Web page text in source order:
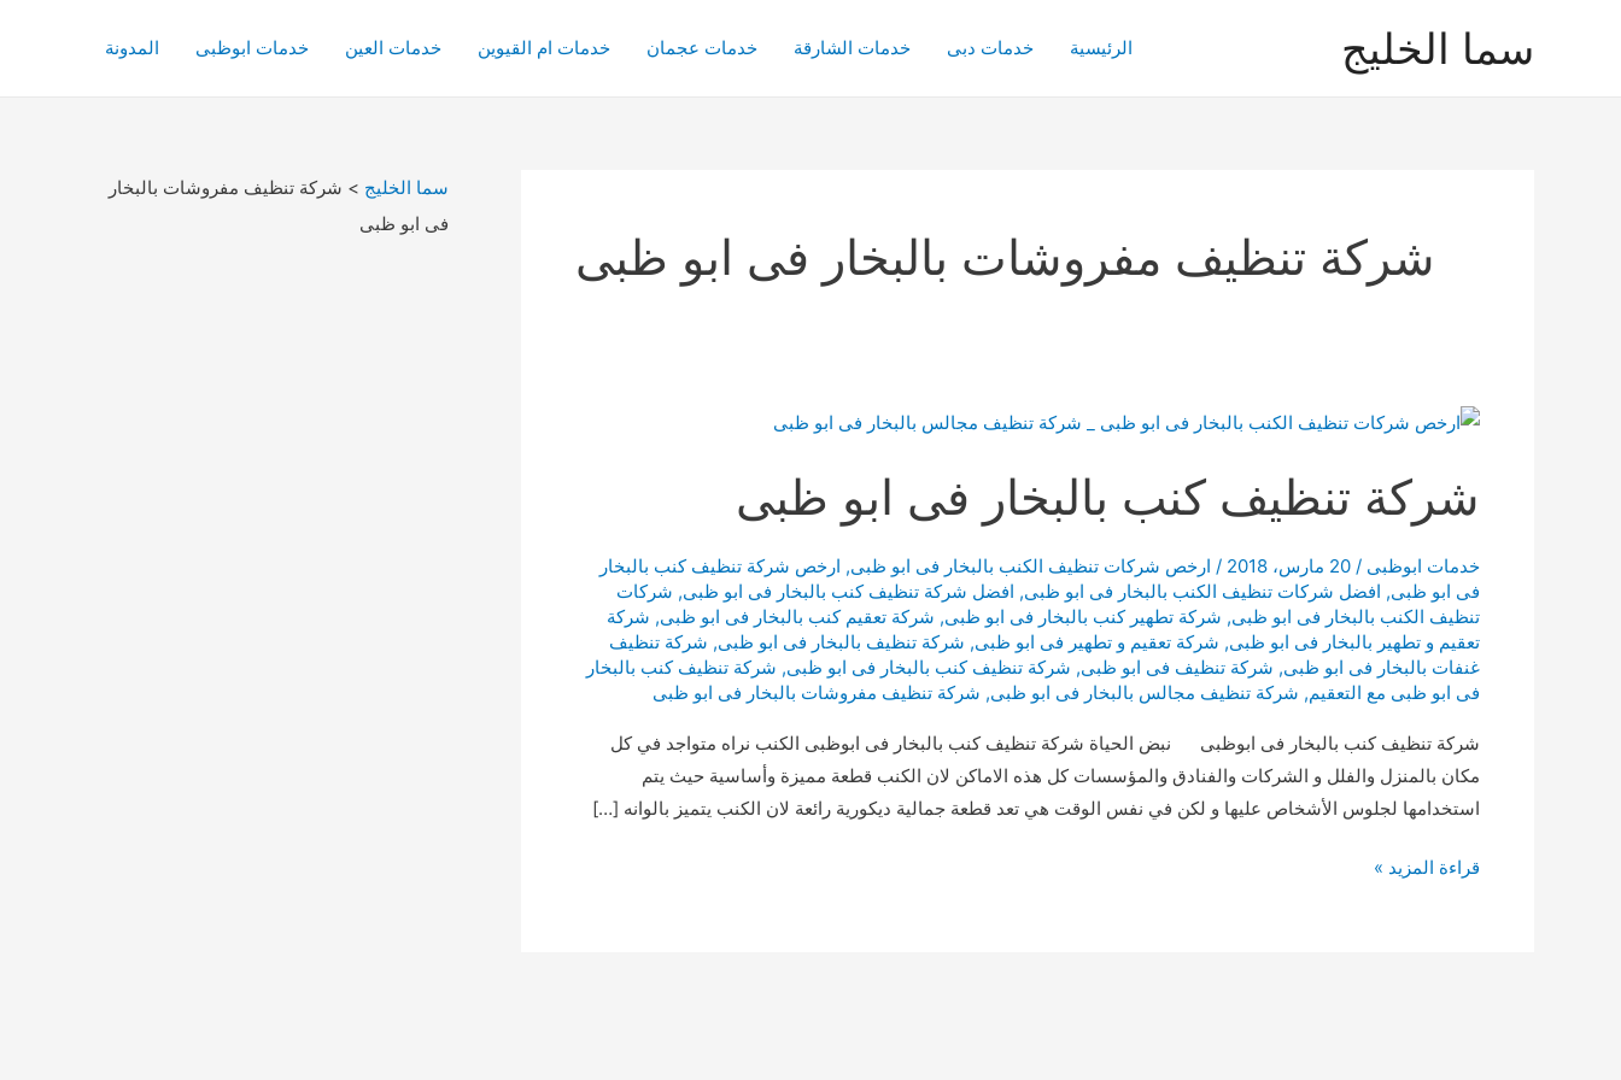
سما الخليج الرئيسية خدمات دبى خدمات الشارقة خدمات عجمان خدمات ام القيوين خدمات العين خدمات ابوظبى المدونة
شركة تنظيف مفروشات بالبخار فى ابو ظبى
شركة تنظيف كنب بالبخار فى ابو ظبى
خدمات ابوظبى / 20 مارس، 2018 / ارخص شركات تنظيف الكنب بالبخار فى ابو ظبى, ارخص شركة تنظيف كنب بالبخار
فى ابو ظبى, افضل شركات تنظيف الكنب بالبخار فى ابو ظبى, افضل شركة تنظيف كنب بالبخار فى ابو ظبى, شركات
تنظيف الكنب بالبخار فى ابو ظبى, شركة تطهير كنب بالبخار فى ابو ظبى, شركة تعقيم كنب بالبخار فى ابو ظبى, شركة
تعقيم و تطهير بالبخار فى ابو ظبى, شركة تعقيم و تطهير فى ابو ظبى, شركة تنظيف بالبخار فى ابو ظبى, شركة تنظيف
غنفات بالبخار فى ابو ظبى, شركة تنظيف فى ابو ظبى, شركة تنظيف كنب بالبخار فى ابو ظبى, شركة تنظيف كنب بالبخار
فى ابو ظبى مع التعقيم, شركة تنظيف مجالس بالبخار فى ابو ظبى, شركة تنظيف مفروشات بالبخار فى ابو ظبى
شركة تنظيف كنب بالبخار فى ابوظبى نبض الحياة شركة تنظيف كنب بالبخار فى ابوظبى الكنب نراه متواجد في كل
مكان بالمنزل والفلل و الشركات والفنادق والمؤسسات كل هذه الاماكن لان الكنب قطعة مميزة وأساسية حيث يتم
استخدامها لجلوس الأشخاص عليها و لكن في نفس الوقت هي تعد قطعة جمالية ديكورية رائعة لان الكنب يتميز بالوانه […]
شركة
قراءة المزيد »
سما الخليج > شركة تنظيف مفروشات بالبخار
فى ابو ظبى